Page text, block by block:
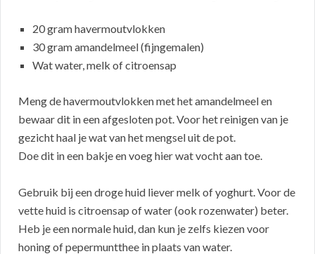
20 gram havermoutvlokken
30 gram amandelmeel (fijngemalen)
Wat water, melk of citroensap
Meng de havermoutvlokken met het amandelmeel en
bewaar dit in een afgesloten pot. Voor het reinigen van je
gezicht haal je wat van het mengsel uit de pot.
Doe dit in een bakje en voeg hier wat vocht aan toe.
Gebruik bij een droge huid liever melk of yoghurt. Voor de
vette huid is citroensap of water (ook rozenwater) beter.
Heb je een normale huid, dan kun je zelfs kiezen voor
honing of pepermuntthee in plaats van water.